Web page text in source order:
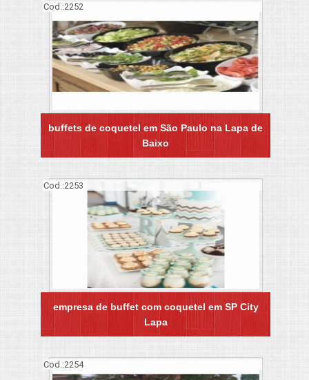
Cod.:2252
buffets de coquetel em São Paulo na Lapa de
Baixo
Cod.:2253
empresa de buffet com coquetel em SP City
Lapa
Cod.:2254